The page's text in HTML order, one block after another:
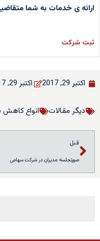
ارائه ی خدمات به شما
ثبت شرکت
اکتبر 29, 2017 اکتبر 29, 2017
دیگر مقالات انواع کاهش
قبل
صورتجلسه مدیران در شرکت سهامی